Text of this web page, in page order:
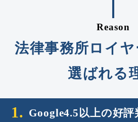
Reason
法律事務所ロイ
選ばれる
1. Google4.5以上の好